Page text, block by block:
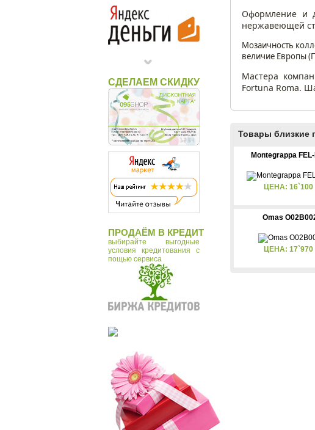
СДЕЛАЕМ СКИДКУ
ПРОДАЁМ В КРЕДИТ
выбирайте выгодные
условия кредитования с
пощью сервиса
Оформление и
нержавеющей
Мозаичность
величие Европы
Мастера
Fortuna Roma.
Товары близкие
Montegrappa
ЦЕНА: 16`100
Omas
ЦЕНА: 17`970